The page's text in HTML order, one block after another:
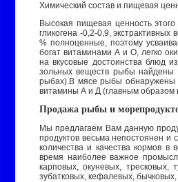
Химический состав и пищевая
Высокая пищевая ценность
гликогена -0,2-0,9,
% полноценные, поэтому
богат витаминами А и О, легко
на вкусовые достоинства блюд
зольных веществ рыбы найдены
рыбах).В мясе рыбы обнаружены
витамины А и Д (главным образом
Продажа рыбы и
Мы предлагаем Вам данную
продуктов весьма непостоянен и
количества и качества кормов
время наиболее важное
карповых, окуневых, тресковых,
зубатковых, кефалевых,